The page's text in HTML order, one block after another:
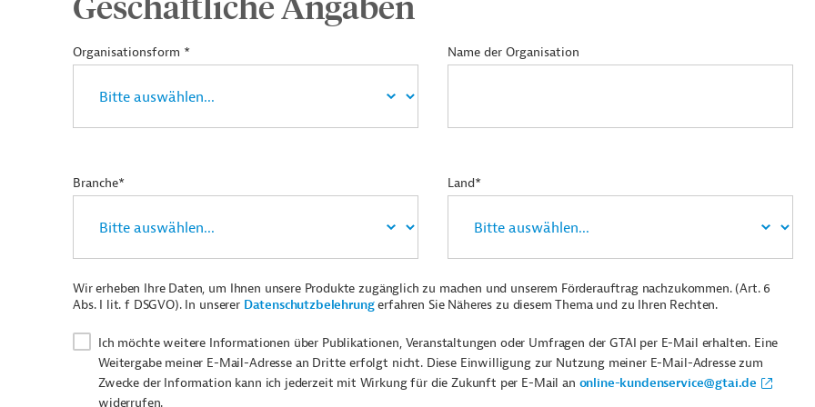
Organisationsform * Name der Organisation
Branche* Land*
Wir erheben Ihre Daten, um Ihnen unsere Produkte zugänglich zu machen und unserem Förderauftrag nachzukommen. (Art. 6
Abs. I lit. f DSGVO). In unserer Datenschutzbelehrungerfahren Sie Näheres zu diesem Thema und zu Ihren Rechten.
Ich möchte weitere Informationen über Publikationen, Veranstaltungen oder Umfragen der GTAI per E-Mail erhalten. Eine
Weitergabe meiner E-Mail-Adresse an Dritte erfolgt nicht. Diese Einwilligung zur Nutzung meiner E-Mail-Adresse zum
Zwecke der Information kann ich jederzeit mit Wirkung für die Zukunft per E-Mail an online-kundenservice@gtai.de
widerrufen.